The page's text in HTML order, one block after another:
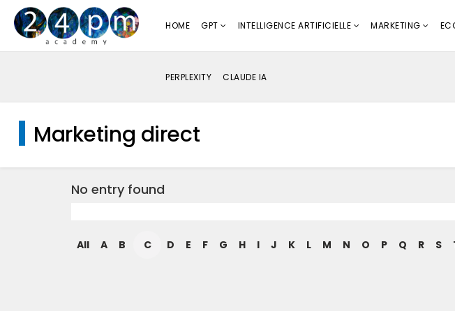
HOME GPT INTELLIGENCE ARTIFICIELLE MARKETING
PERPLEXITY CLAUDE IA
Marketing direct
No entry found
All A B C D E F G H I J K L M N O P Q R S